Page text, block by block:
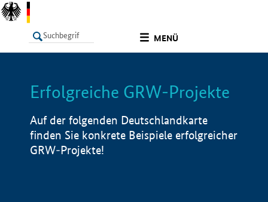
MENÜ
LISTE Info
Erfolgreiche GRW-Projekte
Auf der folgenden Deutschlandkarte
finden Sie konkrete Beispiele erfolgreicher
GRW-Projekte!